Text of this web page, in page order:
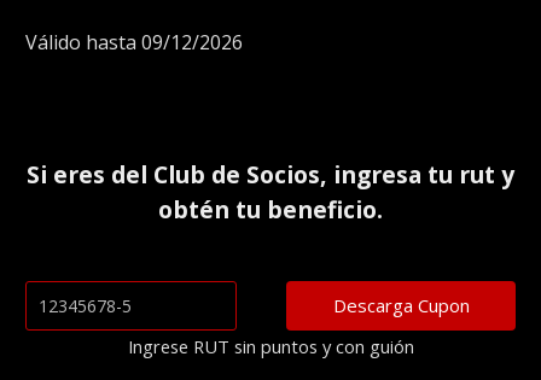
Válido hasta 09/12/2026
Si eres del Club de Socios, ingresa tu rut y
obtén tu beneficio.
Ingrese RUT sin puntos y con guión